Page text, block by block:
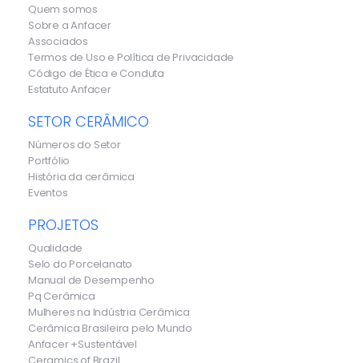
Quem somos
Sobre a Anfacer
Associados
Termos de Uso e Política de Privacidade
Código de Ética e Conduta
Estatuto Anfacer
SETOR CERÂMICO
Números do Setor
Portfólio
História da cerâmica
Eventos
PROJETOS
Qualidade
Selo do Porcelanato
Manual de Desempenho
Pq Cerâmica
Mulheres na Indústria Cerâmica
Cerâmica Brasileira pelo Mundo
Anfacer +Sustentável